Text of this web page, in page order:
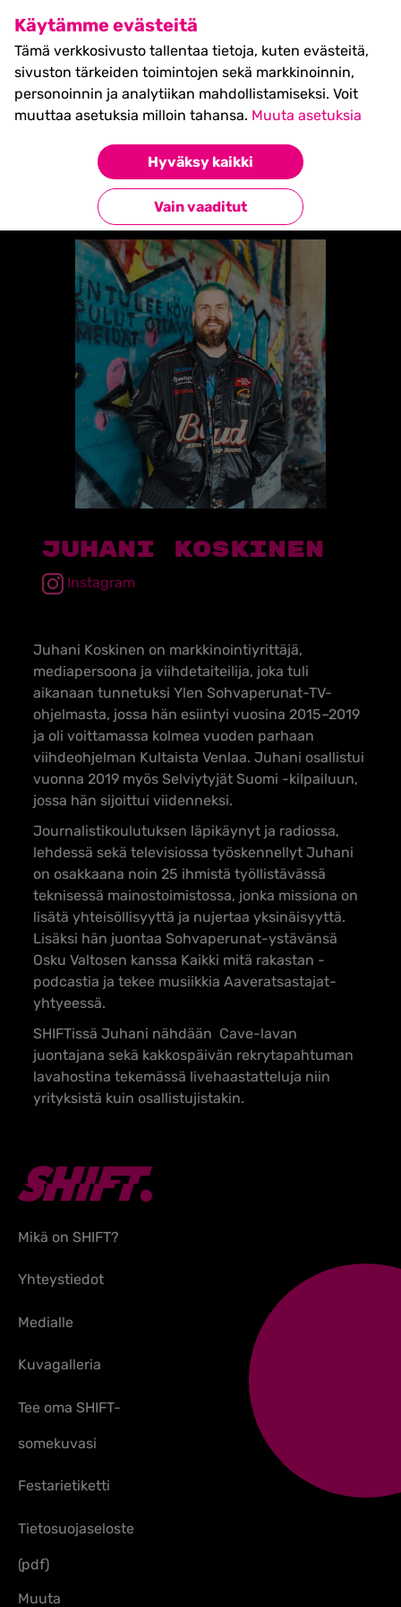
Käytämme evästeitä
Tämä verkkosivusto tallentaa tietoja, kuten evästeitä,
sivuston tärkeiden toimintojen sekä markkinoinnin,
personoinnin ja analytiikan mahdollistamiseksi. Voit
muuttaa asetuksia milloin tahansa. Muuta asetuksia
Hyväksy kaikki
Vain vaaditut
SHIFT Business Festival
27.5.2027, Turku - liput
myynnissä nyt! >>
Juhani Koskinen
Takaisin esiintyjiin
Juhani Koskinen
Instagram
Juhani Koskinen on markkinointiyrittäjä,
mediapersoona ja viihdetaiteilija, joka tuli
aikanaan tunnetuksi Ylen Sohvaperunat-TV-
ohjelmasta, jossa hän esiintyi vuosina 2015–2019
ja oli voittamassa kolmea vuoden parhaan
viihdeohjelman Kultaista Venlaa. Juhani osallistui
vuonna 2019 myös Selviytyjät Suomi -kilpailuun,
jossa hän sijoittui viidenneksi.
Journalistikoulutuksen läpikäynyt ja radiossa,
lehdessä sekä televisiossa työskennellyt Juhani
on osakkaana noin 25 ihmistä työllistävässä
teknisessä mainostoimistossa, jonka missiona on
lisätä yhteisöllisyyttä ja nujertaa yksinäisyyttä.
Lisäksi hän juontaa Sohvaperunat-ystävänsä
Osku Valtosen kanssa Kaikki mitä rakastan -
podcastia ja tekee musiikkia Aaveratsastajat-
yhtyeessä.
SHIFTissä Juhani nähdään Cave-lavan
juontajana sekä kakkospäivän rekrytapahtuman
lavahostina tekemässä livehaastatteluja niin
yrityksistä kuin osallistujistakin.
Mikä on SHIFT?
Yhteystiedot
Medialle
Kuvagalleria
Tee oma SHIFT-
somekuvasi
Festarietiketti
Tietosuojaseloste
(pdf)
Muuta